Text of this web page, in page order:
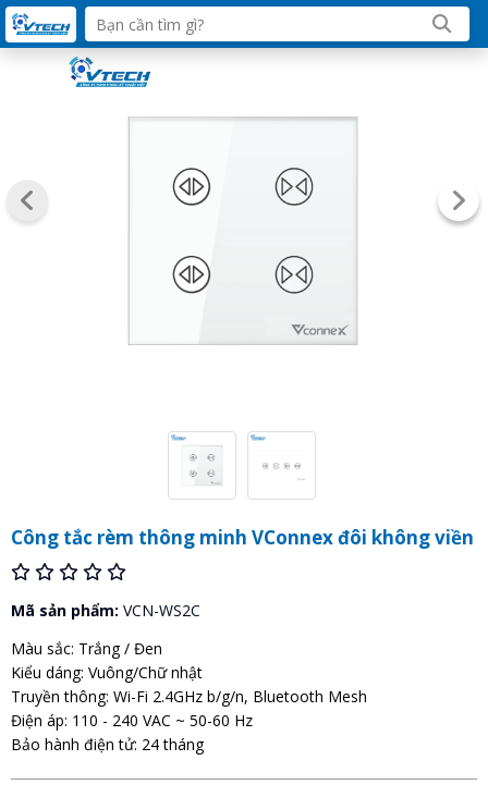
Công tắc rèm thông minh VConnex đôi không viền
Mã sản phẩm: VCN-WS2C
Màu sắc: Trắng / Đen
Kiểu dáng: Vuông/Chữ nhật
Truyền thông: Wi-Fi 2.4GHz b/g/n, Bluetooth Mesh
Điện áp: 110 - 240 VAC ~ 50-60 Hz
Bảo hành điện tử: 24 tháng